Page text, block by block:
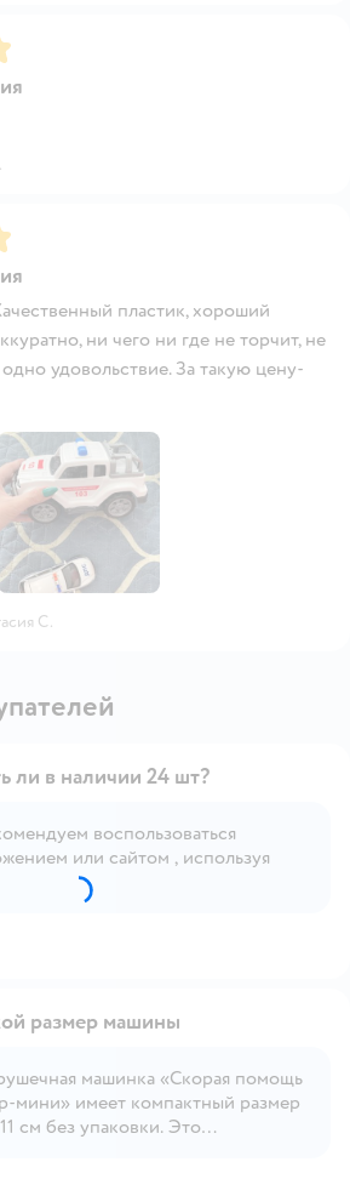
пластик, хороший
ни чего ни где не торчит, не
одно удовольствие. За такую цену-
С.
Открыть вопрос
ли в наличии 24 шт?
воспользоваться
или сайтом , используя
Открыть вопрос
размер машины
машинка «Скорая помощь
имеет компактный размер
см без упаковки. Это